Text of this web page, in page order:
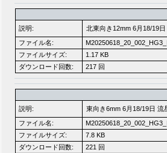
説明:
北東向き12mm 6月18/19
ファイル名:
ファイルサイズ:
1.17 KB
ダウンロード回数:
217 回
説明:
東向き6mm 6月18/19日 流
ファイル名:
ファイルサイズ:
7.8 KB
ダウンロード回数:
221 回